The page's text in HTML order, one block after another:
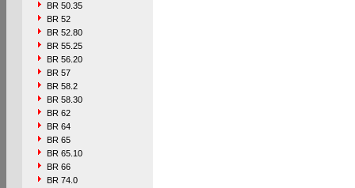
BR 50.35
BR 52
BR 52.80
BR 55.25
BR 56.20
BR 57
BR 58.2
BR 58.30
BR 62
BR 64
BR 65
BR 65.10
BR 66
BR 74.0